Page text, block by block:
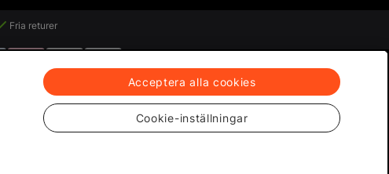
Fria returer
Acceptera alla cookies
Cookie-inställningar